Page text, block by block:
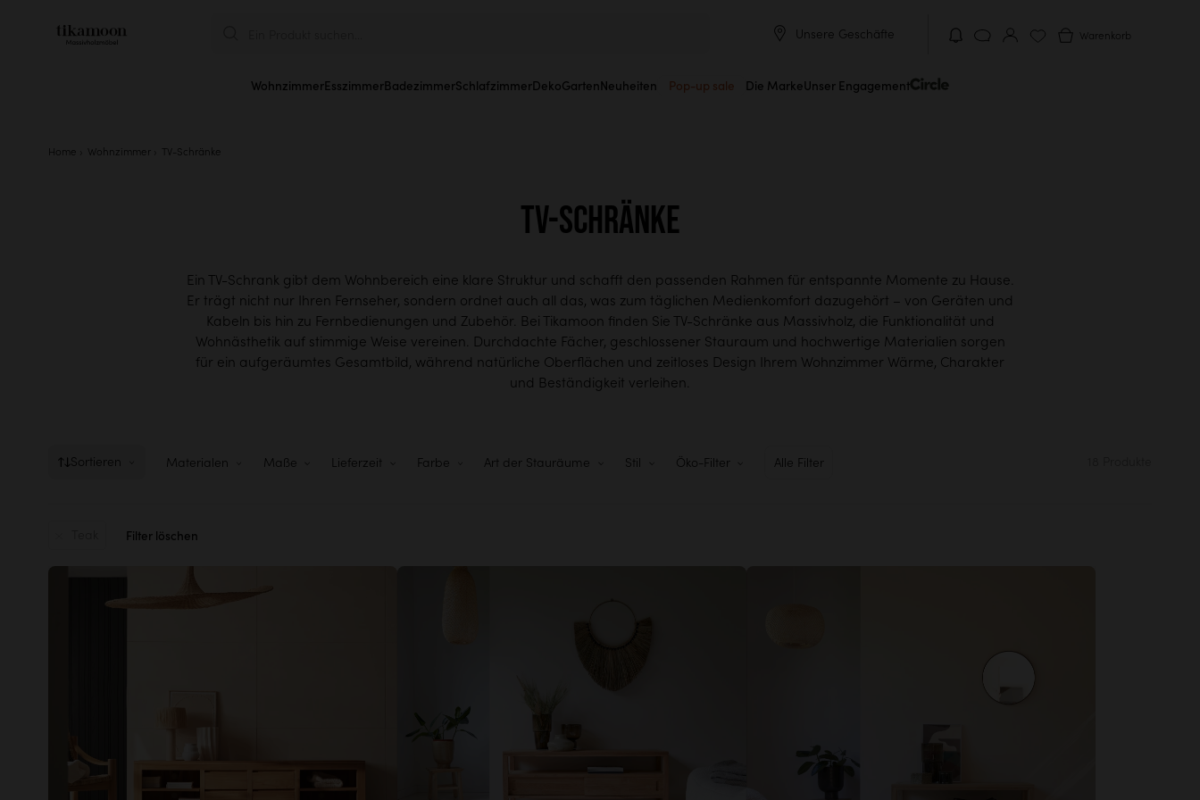
Unsere Geschäfte Warenkorb
WohnzimmerEsszimmerBadezimmerSchlafzimmerDekoGartenNeuheiten Pop-up sale Die MarkeUnser Engagement
Home Wohnzimmer TV-Schränke
TV-Schränke
Ein TV-Schrank gibt dem Wohnbereich eine klare Struktur und schafft den passenden Rahmen für entspannte Momente zu Hause.
Er trägt nicht nur Ihren Fernseher, sondern ordnet auch all das, was zum täglichen Medienkomfort dazugehört – von Geräten und
Kabeln bis hin zu Fernbedienungen und Zubehör. Bei Tikamoon finden Sie TV-Schränke aus Massivholz, die Funktionalität und
Wohnästhetik auf stimmige Weise vereinen. Durchdachte Fächer, geschlossener Stauraum und hochwertige Materialien sorgen
für ein aufgeräumtes Gesamtbild, während natürliche Oberflächen und zeitloses Design Ihrem Wohnzimmer Wärme, Charakter
und Beständigkeit verleihen.
Sortieren Materialen Maße Lieferzeit Farbe Art der Stauräume Stil Öko-Filter Alle Filter
Filter löschen